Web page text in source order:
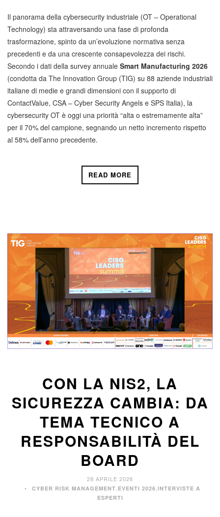
Il panorama della cybersecurity industriale (OT – Operational
Technology) sta attraversando una fase di profonda
trasformazione, spinto da un’evoluzione normativa senza
precedenti e da una crescente consapevolezza dei rischi.
Secondo i dati della survey annuale Smart Manufacturing 2026
(condotta da The Innovation Group (TIG) su 88 aziende industriali
italiane di medie e grandi dimensioni con il supporto di
ContactValue, CSA – Cyber Security Angels e SPS Italia), la
cybersecurity OT è oggi una priorità “alta o estremamente alta”
per il 70% del campione, segnando un netto incremento rispetto
al 58% dell’anno precedente.
READ MORE
CON LA NIS2, LA
SICUREZZA CAMBIA: DA
TEMA TECNICO A
RESPONSABILITÀ DEL
BOARD
28 APRILE 2026
CYBER RISK MANAGEMENT EVENTI 2026 INTERVISTE A
ESPERTI